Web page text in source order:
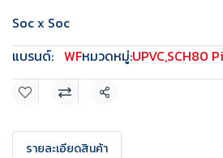
Soc x Soc
แบรนด์: WFหมวดหมู่:UPVC,SCH80
แชร์
รายละเอียดสินค้า